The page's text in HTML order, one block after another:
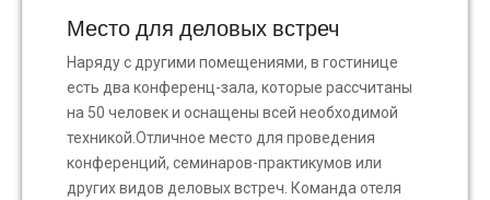
Место для деловых встреч
Наряду с другими помещениями, в гостинице
есть два конференц-зала, которые рассчитаны
на 50 человек и оснащены всей необходимой
техникой.Отличное место для проведения
конференций, семинаров-практикумов или
других видов деловых встреч. Команда отеля